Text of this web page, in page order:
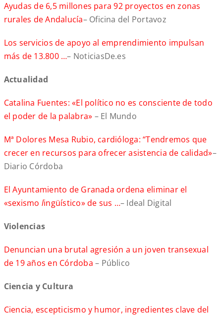
Ayudas de 6,5 millones para 92 proyectos en zonas
rurales de Andalucía– Oficina del Portavoz
Los servicios de apoyo al emprendimiento impulsan
más de 13.800 …– NoticiasDe.es
Actualidad
Catalina Fuentes: «El político no es consciente de todo
el poder de la palabra» – El Mundo
Mª Dolores Mesa Rubio, cardióloga: “Tendremos que
crecer en recursos para ofrecer asistencia de calidad»–
Diario Córdoba
El Ayuntamiento de Granada ordena eliminar el
«sexismo lingüístico» de sus …– Ideal Digital
Violencias
Denuncian una brutal agresión a un joven transexual
de 19 años en Córdoba – Público
Ciencia y Cultura
Ciencia, escepticismo y humor, ingredientes clave del